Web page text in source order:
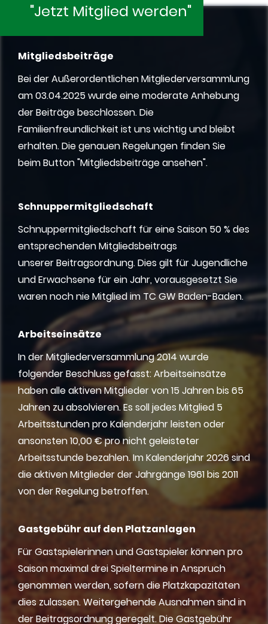
"Jetzt Mitglied werden"
Mitgliedsbeiträge
Bei der Außerordentlichen Mitgliederversammlung
am 03.04.2025 wurde eine moderate Anhebung
der Beiträge beschlossen. Die
Familienfreundlichkeit ist uns wichtig und bleibt
erhalten.Die genauen Regelungen finden Sie
beim Button "Mitgliedsbeiträge ansehen".
Schnuppermitgliedschaft
Schnuppermitgliedschaft für eine Saison 50 % des
entsprechenden Mitgliedsbeitrags
unserer Beitragsordnung. Dies gilt für Jugendliche
und Erwachsene für ein Jahr, vorausgesetzt Sie
waren noch nie Mitglied im TC GW Baden-Baden.
Arbeitseinsätze
In der Mitgliederversammlung 2014 wurde
folgender Beschluss gefasst: Arbeitseinsätze
haben alle aktiven Mitglieder von 15 Jahren bis 65
Jahren zu absolvieren. Es soll jedes Mitglied 5
Arbeitsstunden pro Kalenderjahr leisten oder
ansonsten 10,00 € pro nicht geleisteter
Arbeitsstunde bezahlen. Im Kalenderjahr 2026 sind
die aktiven Mitglieder der Jahrgänge 1961 bis 2011
von der Regelung betroffen.
Gastgebühr auf den Platzanlagen
Für Gastspielerinnen und Gastspieler können pro
Saison maximal drei Spieltermine in Anspruch
genommen werden, sofern die Platzkapazitäten
dies zulassen. Weitergehende Ausnahmen sind in
der Beitragsordnung geregelt. Die Gastgebühr